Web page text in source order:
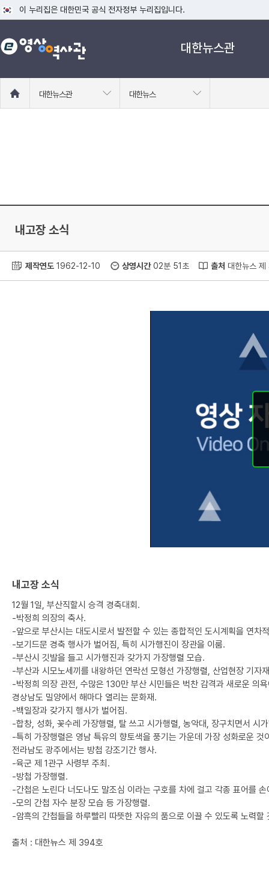
이 누리집은 대한민국 공식 전자정부 누리집입니다.
공식 누리집 주소 확인하기
go.kr 주소를 사용하는 누리집은 대한민국 정부기관이 관리하는 누리집입니
대한뉴스관
로
대한뉴스관 대한뉴스
내고장 소식
제작연도 1962-12-10 상영시간02분 51초 출처 대한뉴스
내고장 소식
12월 1일, 부산직할시 승격 경축대회.
-박정희 의장의 축사.
-앞으로 부산시는 대도시로서 발전할 수 있는 종합적인 도시계획을 연차
-보기드문 경축 행사가 벌어짐, 특히 시가행진이 장관을 이룸.
-부산시 깃발을 들고 시가행진과 갖가지 가장행렬 모습.
-부산과 시모노세끼를 내왕하던 연락선 모형선 가장행렬, 산업현장 기자
-박정희 의장 관전, 수많은 130만 부산 시민들은 벅찬 감격과 새로운 의
경상남도 밀양에서 해마다 열리는 문화재.
-백일장과 갖가지 행사가 벌어짐.
-합창, 성화, 꽃수레 가장행렬, 탈 쓰고 시가행렬, 농악대, 장구치면서 시
-특히 가장행렬은 영남 특유의 향토색을 풍기는 가운데 가장 성화로운 것
전라남도 광주에서는 방첩 강조기간 행사.
-육군 제 1관구 사령부 주최.
-방첩 가장행렬.
-간첩은 노린다 너도나도 말조심 이라는 구호를 차에 걸고 각종 표어를
-모의 간첩 자수 분장 모습 등 가장행렬.
-암흑의 간첩들을 하루빨리 따뜻한 자유의 품으로 이끌 수 있도록 노력할
출처 : 대한뉴스 제 394호